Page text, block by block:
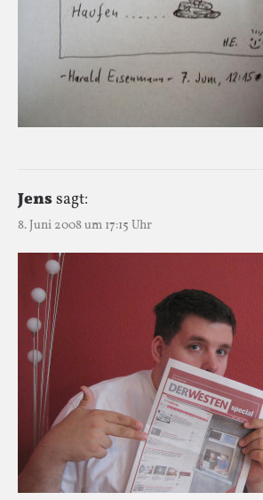
Jenssagt:
8. Juni 2008 um 17:15 Uhr